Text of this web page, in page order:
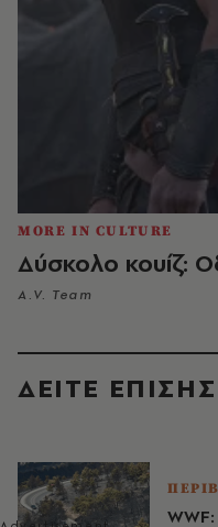
MORE IN CULTURE
Δύσκολο κουίζ:
A.V. Team
ΔΕΙΤΕ ΕΠΙΣΗΣ